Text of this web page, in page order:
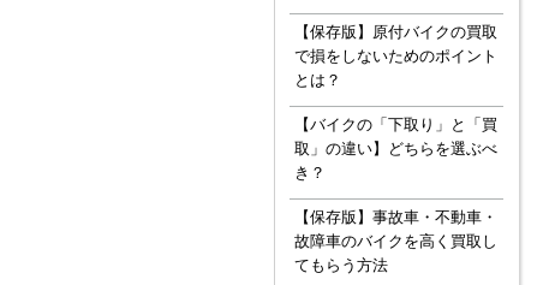
【保存版】原付バイクの買取
で損をしないためのポイント
とは？
【バイクの「下取り」と「買
取」の違い】どちらを選ぶべ
き？
【保存版】事故車・不動車・
故障車のバイクを高く買取し
てもらう方法